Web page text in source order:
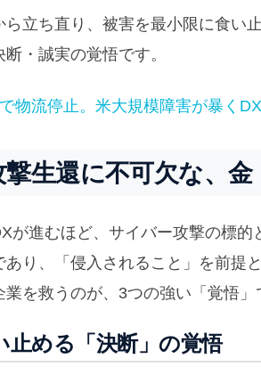
ら立ち直り、被害を最小限に食い
・誠実の覚悟です。
物流停止。米大規模障害が暴く
生還に不可欠な、
が進むほど、サイバー攻撃の標
り、「侵入されること」を前提
を救うのが、3つの強い「覚悟」
止める「決断」の覚悟